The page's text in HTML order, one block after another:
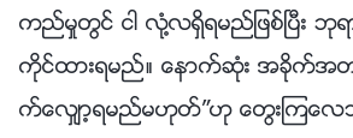
ကည္မႈတြင္ ငါ လုံ႔လရွိရမည္ျဖစ္ၿပီး
ကိုင္ထားရမည္။ ေနာက္ဆုံး အခိုက္အတန
က္ေလွ်ာ့ရမည္မဟုတ္”ဟု ေတြးၾက